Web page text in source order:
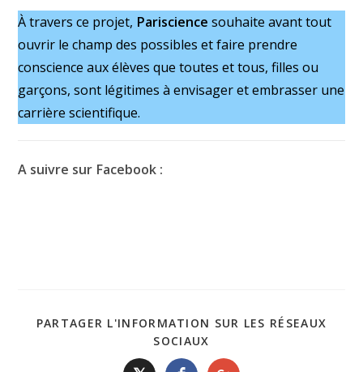
À travers ce projet, Pariscience souhaite avant tout
ouvrir le champ des possibles et faire prendre
conscience aux élèves que toutes et tous, filles ou
garçons, sont légitimes à envisager et embrasser une
carrière scientifique.
A suivre sur Facebook :
PARTAGER L'INFORMATION SUR LES RÉSEAUX
SOCIAUX